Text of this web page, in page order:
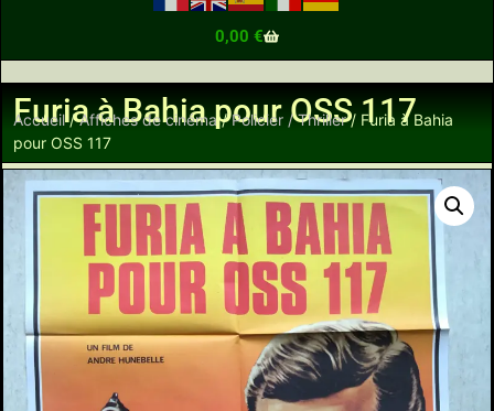
0,00 €
Furia à Bahia pour OSS 117
Accueil/Affiches de cinéma/Policier / Thriller/ Furia à Bahia
pour OSS 117